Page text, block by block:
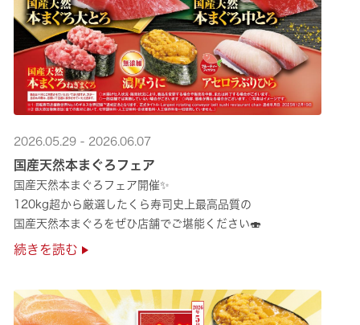
2026.05.29 - 2026.06.07
国産天然本まぐろフェア
国産天然本まぐろフェア開催✨
120kg超から厳選したくら寿司史上最高品質の
国産天然本まぐろをぜひ店舗でご堪能ください🍣
続きを読む